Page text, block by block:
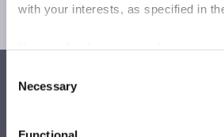
with your interests, as specified in
by clicking on 'Accept', you consent
cookies, including profiling cookies,
party; by clicking on 'Customise',
Selection
Necessary
avanzati